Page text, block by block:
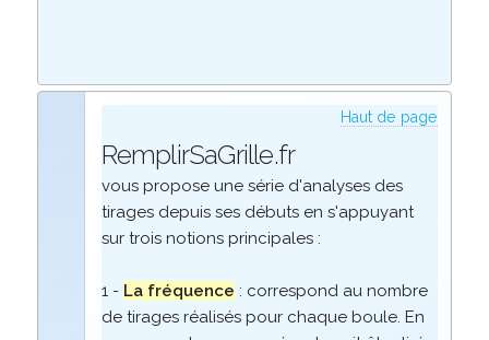
Haut de page
RemplirSaGrille.fr
vous propose une série d'analyses des
tirages depuis ses débuts en s'appuyant
sur trois notions principales :
1 - La fréquence : correspond au nombre
de tirages réalisés pour chaque boule. En